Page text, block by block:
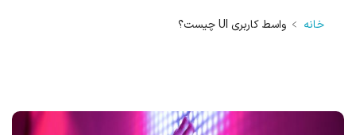
خانه ﹥ واسط کاربری UI چیست؟